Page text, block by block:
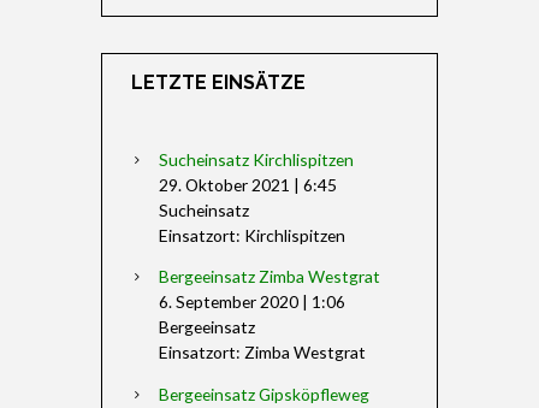
LETZTE EINSÄTZE
Sucheinsatz Kirchlispitzen
29. Oktober 2021 | 6:45
Sucheinsatz
Einsatzort: Kirchlispitzen
Bergeeinsatz Zimba Westgrat
6. September 2020| 1:06
Bergeeinsatz
Einsatzort: Zimba Westgrat
Bergeeinsatz Gipsköpfleweg